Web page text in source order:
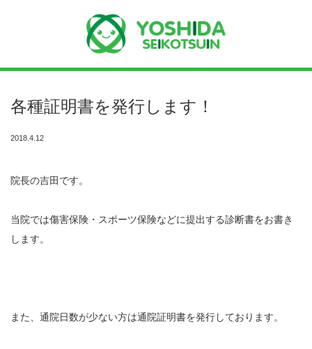
各種証明書を発行します！
2018.4.12
院長の吉田です。
当院では傷害保険・スポーツ保険などに提出する診断書をお書き
します。
また、通院日数が少ない方は通院証明書を発行しております。
ホーム
当院が選ばれる理由
院長プロフィール
充実の医療機器